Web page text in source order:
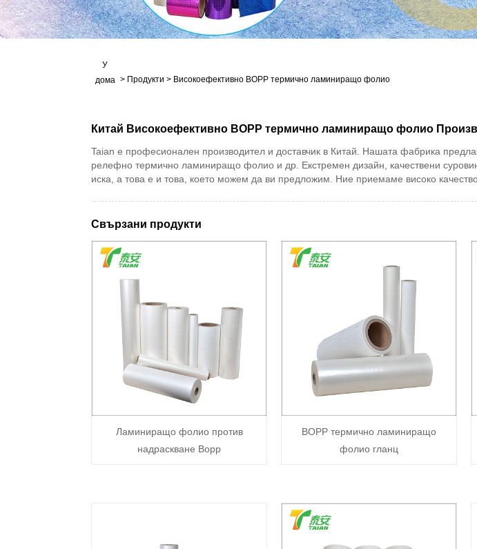
У
дома > Продукти > Високоефективно BOPP термично ламиниращо фолио
Китай Високоефективно BOPP термично ламиниращо фолио
Taian е професионален производител и доставчик в Китай. Нашата фабрика
релефно термично ламиниращо фолио и др. Екстремен дизайн, качествени
иска, а това е и това, което можем да ви предложим. Ние приемаме високо
Свързани продукти
Ламиниращо фолио против
надраскване Bopp
BOPP термично ламиниращо
фолио гланц